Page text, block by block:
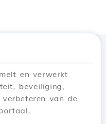
en verwerkt
beveiliging,
van de